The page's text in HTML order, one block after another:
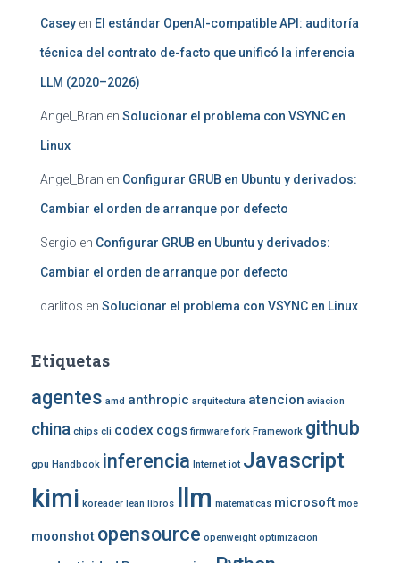
Casey en El estándar OpenAI-compatible API: auditoría
técnica del contrato de-facto que unificó la inferencia
LLM (2020–2026)
Angel_Bran en Solucionar el problema con VSYNC en
Linux
Angel_Bran en Configurar GRUB en Ubuntu y derivados:
Cambiar el orden de arranque por defecto
Sergio en Configurar GRUB en Ubuntu y derivados:
Cambiar el orden de arranque por defecto
carlitos en Solucionar el problema con VSYNC en Linux
Etiquetas
agentes amd anthropic arquitectura atencion aviacion
china chips cli codex cogs firmware fork Framework github
gpu Handbook inferencia Internet iot Javascript
kimi koreader lean libros llm matematicas microsoft moe
moonshot opensource openweight optimizacion